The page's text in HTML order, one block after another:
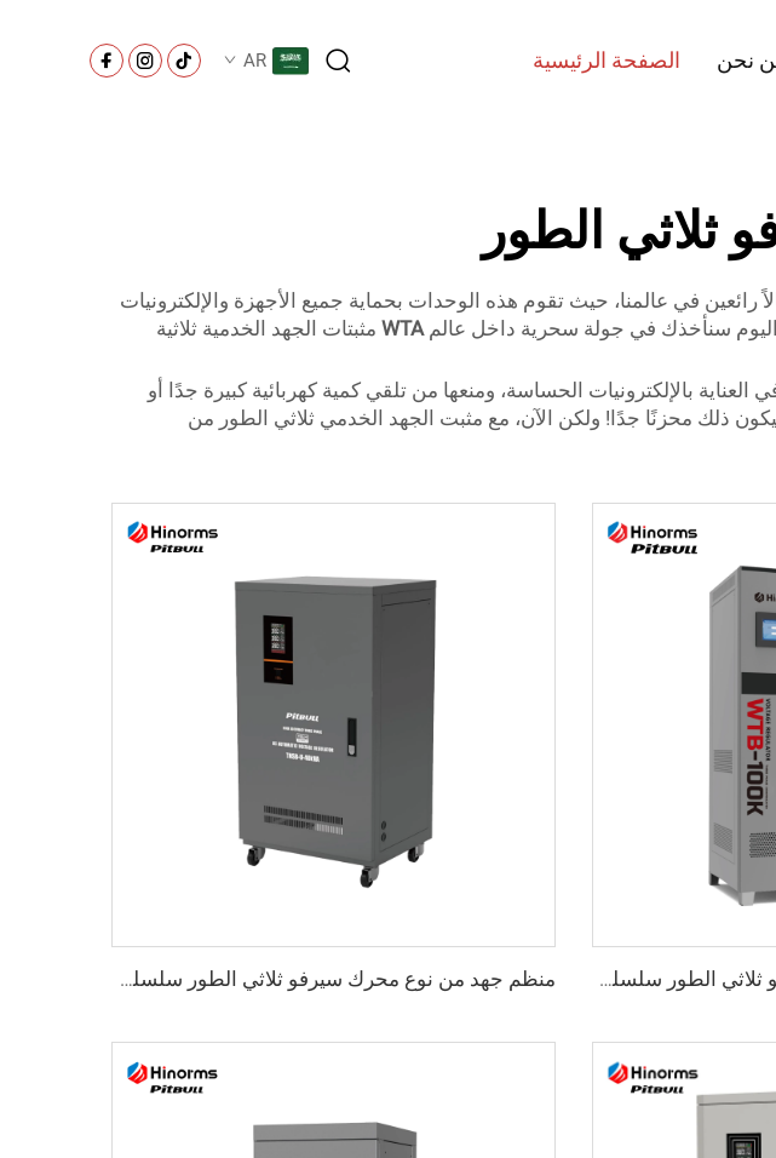
الصفحة الرئيسية نحن AR
ثلاثي الطور
رائعين في عالمنا، حيث تقوم هذه الوحدات بحماية جميع الأجهزة والإلكترونيات
اليوم سنأخذك في جولة سحرية داخل عالمWTA مثبتات الجهد الخدمية ثلاثية
بالإلكترونيات الحساسة، ومنعها من تلقي كمية كهربائية كبيرة جدًا أو
ذلك محزنًا جدًا! ولكن الآن، مع مثبت الجهد الخدمي ثلاثي الطور من
منظم جهد من نوع محرك سيرفو ثلاثي الطور سلسلة WTB منظم جهد من نوع محرك سيرفو ثلاثي الطور سلسلة TNSB-U